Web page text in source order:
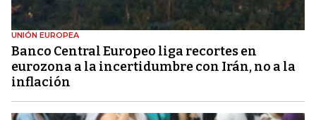
UNIÓN EUROPEA
Banco Central Europeo liga recortes en
eurozona a la incertidumbre con Irán, no a la
inflación